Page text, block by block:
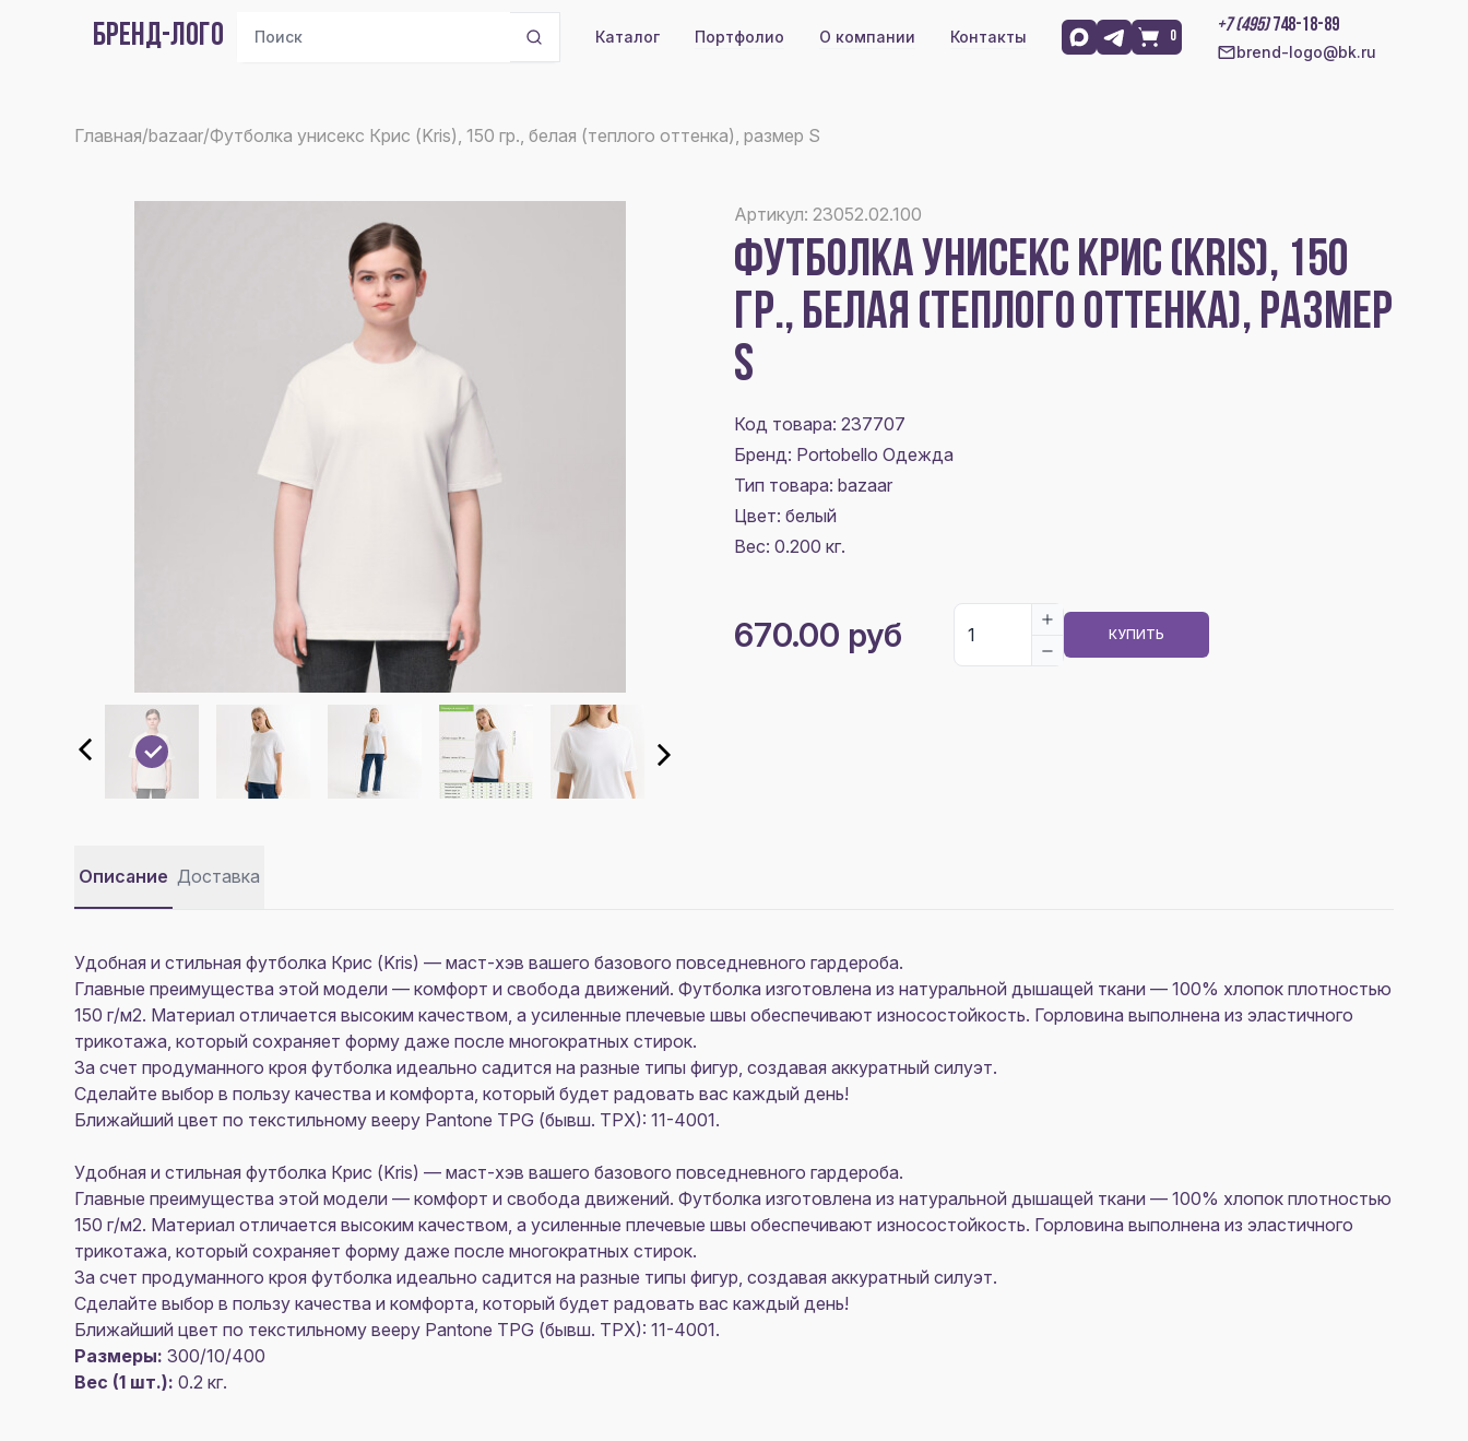
БРЕНД-ЛОГО Каталог Портфолио О компании Контакты 0
+7 (495)748-18-89
brend-logo@bk.ru
Главная/bazaar/Футболка унисекс Крис (Kris), 150 гр., белая (теплого оттенка), размер S
Артикул: 23052.02.100
ФУТБОЛКА УНИСЕКС КРИС (KRIS), 150
ГР., БЕЛАЯ (ТЕПЛОГО ОТТЕНКА), РАЗМЕР
S
Код товара: 237707
Бренд: Portobello Одежда
Тип товара: bazaar
Цвет: белый
Вес: 0.200 кг.
670.00 руб КУПИТЬ
Описание Доставка
Удобная и стильная футболка Крис (Kris) — маст-хэв вашего базового повседневного гардероба.
Главные преимущества этой модели — комфорт и свобода движений. Футболка изготовлена из натуральной дышащей ткани — 100% хлопок плотностью
150 г/м2. Материал отличается высоким качеством, а усиленные плечевые швы обеспечивают износостойкость. Горловина выполнена из эластичного
трикотажа, который сохраняет форму даже после многократных стирок.
За счет продуманного кроя футболка идеально садится на разные типы фигур, создавая аккуратный силуэт.
Сделайте выбор в пользу качества и комфорта, который будет радовать вас каждый день!
Ближайший цвет по текстильному вееру Pantone TPG (бывш. TPX): 11-4001.
Удобная и стильная футболка Крис (Kris) — маст-хэв вашего базового повседневного гардероба.
Главные преимущества этой модели — комфорт и свобода движений. Футболка изготовлена из натуральной дышащей ткани — 100% хлопок плотностью
150 г/м2. Материал отличается высоким качеством, а усиленные плечевые швы обеспечивают износостойкость. Горловина выполнена из эластичного
трикотажа, который сохраняет форму даже после многократных стирок.
За счет продуманного кроя футболка идеально садится на разные типы фигур, создавая аккуратный силуэт.
Сделайте выбор в пользу качества и комфорта, который будет радовать вас каждый день!
Ближайший цвет по текстильному вееру Pantone TPG (бывш. TPX): 11-4001.
Размеры: 300/10/400
Вес (1 шт.): 0.2 кг.